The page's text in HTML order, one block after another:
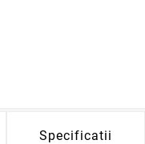
Specificatii